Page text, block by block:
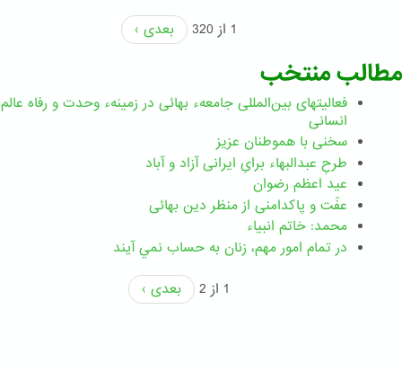
1 از 320
بعدی ›
مطالب منتخب
فعالیتهای بین‌المللی جامعهء بهائی در زمینهء وحدت و رفاه عالم
انسانی
سخنی با هموطنان عزیز
طرحِ عبدالبهاء برایِ ایرانی آزاد و آباد
عید اعظم رضوان
عفّت و پاکدامنی از منظر دین بهائی
محمد: خاتم انبیاء
در تمام امور مهم،‌ زنان به حساب نمي آيند
1 از 2
بعدی ›